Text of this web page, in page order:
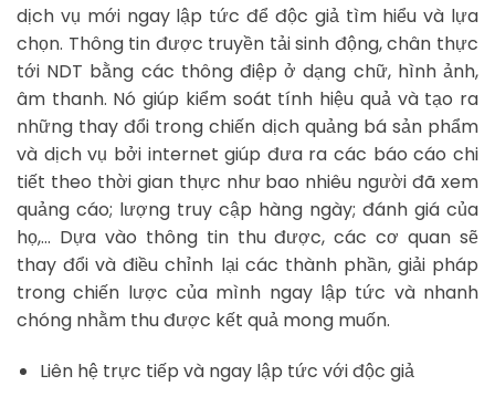
dịch vụ mới ngay lập tức để độc giả tìm hiểu và lựa
chọn. Thông tin được truyền tải sinh động, chân thực
tới NDT bằng các thông điệp ở dạng chữ, hình ảnh,
âm thanh. Nó giúp kiểm soát tính hiệu quả và tạo ra
những thay đổi trong chiến dịch quảng bá sản phẩm
và dịch vụ bởi internet giúp đưa ra các báo cáo chi
tiết theo thời gian thực như bao nhiêu người đã xem
quảng cáo; lượng truy cập hàng ngày; đánh giá của
họ,… Dựa vào thông tin thu được, các cơ quan sẽ
thay đổi và điều chỉnh lại các thành phần, giải pháp
trong chiến lược của mình ngay lập tức và nhanh
chóng nhằm thu được kết quả mong muốn.
Liên hệ trực tiếp và ngay lập tức với độc giả